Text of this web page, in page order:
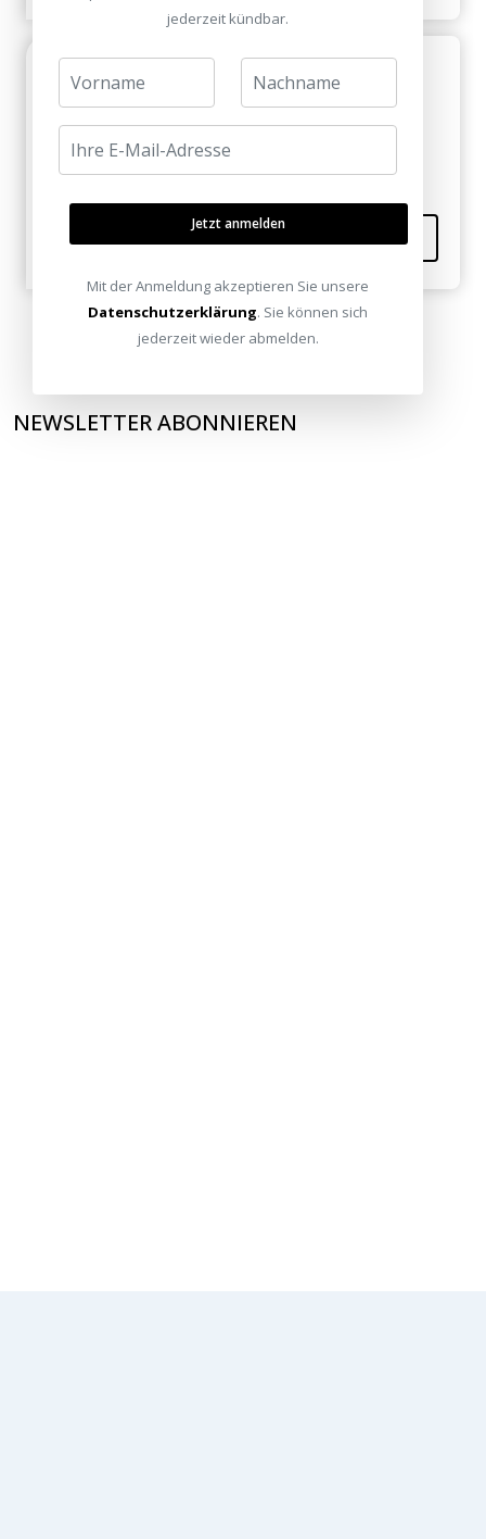
Hilfreich
Dann muss ich euch mal besuchen!
NEWSLETTER ABONNIEREN
jederzeit kündbar.
Jetzt anmelden
Mit der Anmeldung akzeptieren Sie unsere
Datenschutzerklärung. Sie können sich
jederzeit wieder abmelden.